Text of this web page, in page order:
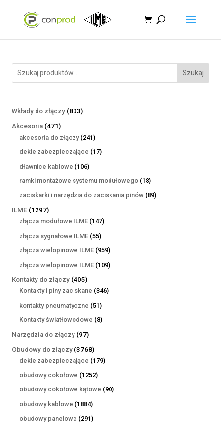
Szukaj
Wkłady do złączy 803803
Akcesoria 471471
produktów
akcesoria do złączy 241241
produktów
dekle zabezpieczające 1717
dławnice kablowe 106106
produktów
ramki montażowe systemu modułowego 1818
produktów
zaciskarki i narzędzia do zaciskania pinów 8989
ILME 12971297
produktów
złącza modułowe ILME 147147
złącza sygnałowe ILME 5555
produktów
złącza wielopinowe ILME 959959
produktów
złącza wielopinowe ILME 109109
Kontakty do złączy 405405
produktów
Kontakty i piny zaciskane 346346
kontakty pneumatyczne 5151
produktów
Kontakty światłowodowe 88
Narzędzia do złączy 9797
produktów
Obudowy do złączy 37683768
produktów
dekle zabezpieczające 179179
obudowy cokołowe 12521252
produkty
obudowy cokołowe kątowe 9090
obudowy kablowe 18841884
produkty
obudowy panelowe 291291